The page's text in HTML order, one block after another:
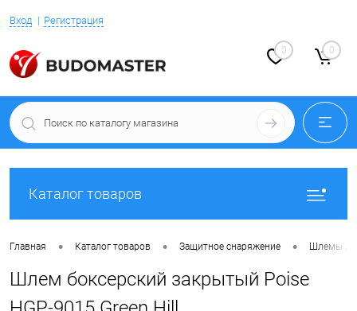
Вход Регистрация
0 0
Каталог товаров
Главная • Каталог товаров • Защитное снаряжение • Шлемы
Шлем боксерский закрытый Poise